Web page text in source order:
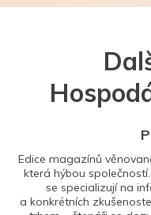
Edice magazínů
která hýbou
se specializují na
a konkrétních